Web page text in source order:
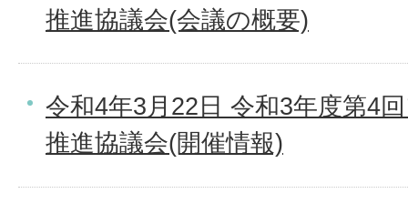
推進協議会(会議の概要)
令和4年3月22日 令和3年度第4
推進協議会(開催情報)